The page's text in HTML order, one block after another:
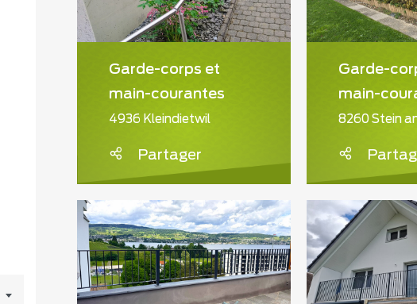
Garde-corps et
main-courantes
4936 Kleindietwil
Partager
Garde-
main-
8260 Stein